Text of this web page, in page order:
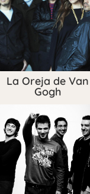
La Oreja de Van
Gogh